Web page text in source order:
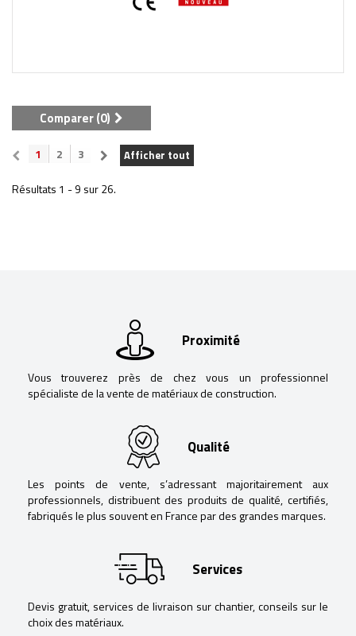
Comparer (0)
Afficher tout
1 2 3
Résultats 1 - 9 sur 26.
Proximité
Vous trouverez près de chez vous un professionnel
spécialiste de la vente de matériaux de construction.
Qualité
Les points de vente, s’adressant majoritairement aux
professionnels, distribuent des produits de qualité, certifiés,
fabriqués le plus souvent en France par des grandes marques.
Services
Devis gratuit, services de livraison sur chantier, conseils sur le
choix des matériaux.